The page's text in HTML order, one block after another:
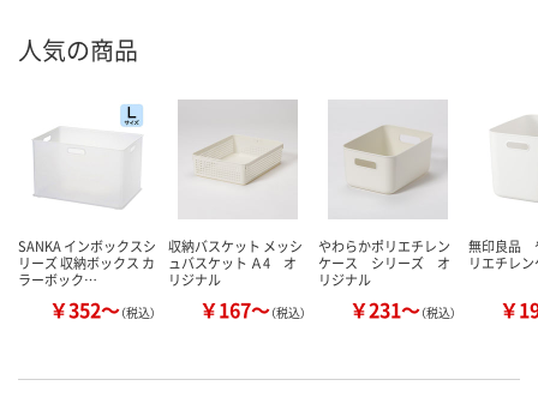
人気の商品
SANKA インボックスシ
リーズ 収納ボックス カ
ラーボック…
￥352～（税込）
収納バスケット メッシ
ュバスケット Ａ4 オ
リジナル
￥167～（税込）
やわらかポリエチレン
ケース シリーズ オ
リジナル
￥231～（税込）
無印良品
リエチレ
￥